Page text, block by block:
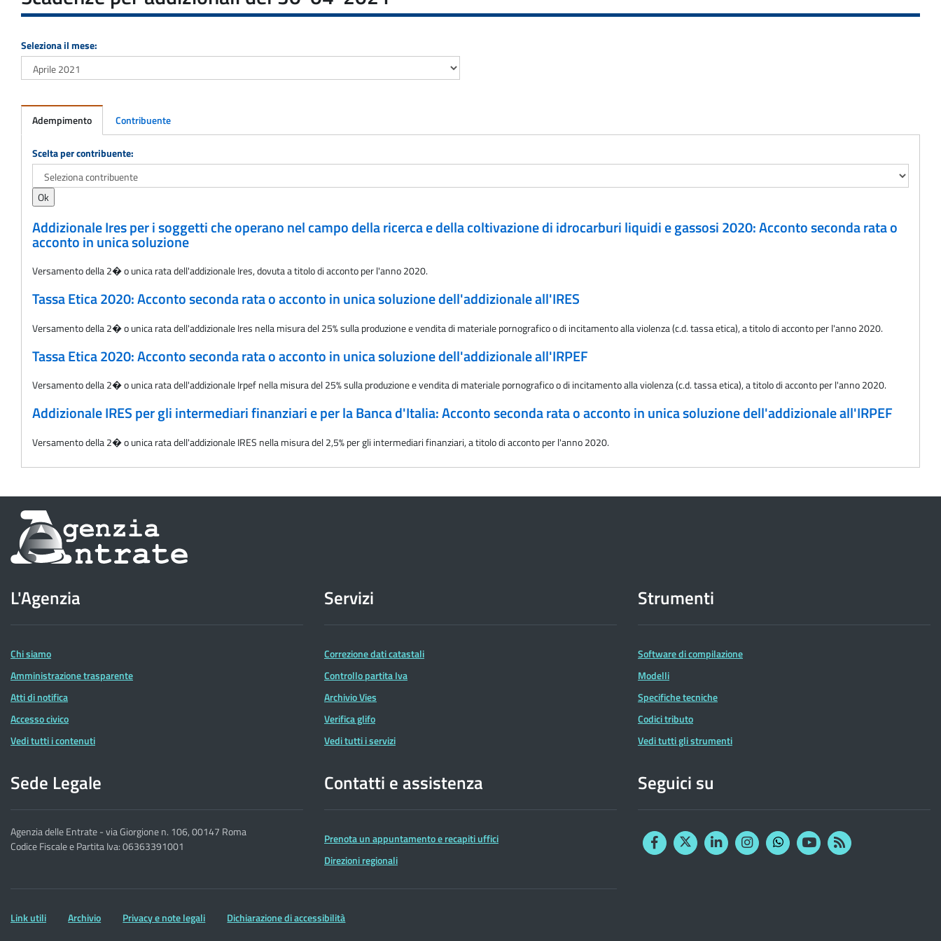
Seleziona il mese:
Adempimento Contribuente
Adempimento
Scelta per contribuente:
Addizionale Ires per i soggetti che operano nel campo della ricerca e della coltivazione di idrocarburi liquidi e gassosi 2020: Acconto seconda rata o
acconto in unica soluzione
Versamento della 2� o unica rata dell'addizionale Ires, dovuta a titolo di acconto per l'anno 2020.
Tassa Etica 2020: Acconto seconda rata o acconto in unica soluzione dell'addizionale all'IRES
Versamento della 2� o unica rata dell'addizionale Ires nella misura del 25% sulla produzione e vendita di materiale pornografico o di incitamento alla violenza (c.d. tassa etica), a titolo di acconto per l'anno 2020.
Tassa Etica 2020: Acconto seconda rata o acconto in unica soluzione dell'addizionale all'IRPEF
Versamento della 2� o unica rata dell'addizionale Irpef nella misura del 25% sulla produzione e vendita di materiale pornografico o di incitamento alla violenza (c.d. tassa etica), a titolo di acconto per l'anno 2020.
Addizionale IRES per gli intermediari finanziari e per la Banca d'Italia: Acconto seconda rata o acconto in unica soluzione dell'addizionale all'IRPEF
Versamento della 2� o unica rata dell'addizionale IRES nella misura del 2,5% per gli intermediari finanziari, a titolo di acconto per l'anno 2020.
Informazioni
sul
dell'Agenzia
delle
Entrate
L'Agenzia
Chi siamo
Amministrazione trasparente
Atti di notifica
Accesso civico
Vedi tutti i contenuti
Servizi
Correzione dati catastali
Controllo partita Iva
Archivio Vies
Verifica glifo
Vedi tutti i servizi
Strumenti
Software di compilazione
Modelli
Specifiche tecniche
Codici tributo
Vedi tutti gli strumenti
Sede Legale
Agenzia delle Entrate - via Giorgione n. 106, 00147 Roma
Codice Fiscale e Partita Iva: 06363391001
Contatti e assistenza
Prenota un appuntamento e recapiti uffici
Direzioni regionali
Seguici su
FacebookTwitterLinkedinInstagram
YouTubeRSS
Altre
informazioni
Link utili Archivio Privacy e note legali Dichiarazione di accessibilità